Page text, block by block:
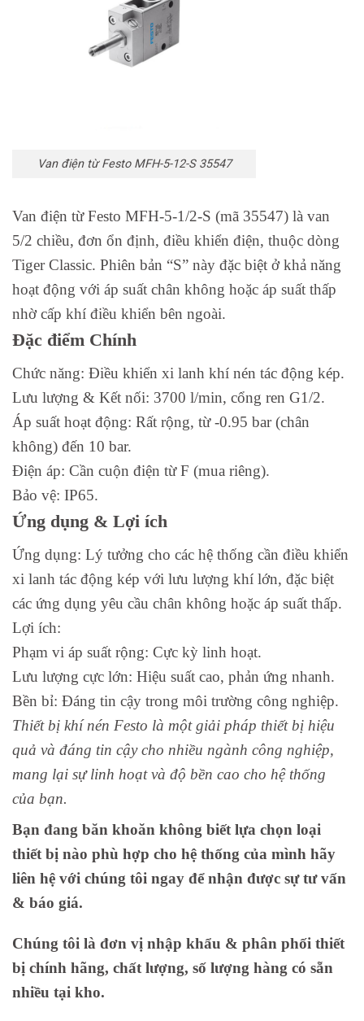
Van điện từ Festo MFH-5-12-S 35547
Van điện từ Festo MFH-5-1/2-S (mã 35547) là van
5/2 chiều, đơn ổn định, điều khiển điện, thuộc dòng
Tiger Classic. Phiên bản “S” này đặc biệt ở khả năng
hoạt động với áp suất chân không hoặc áp suất thấp
nhờ cấp khí điều khiển bên ngoài.
Đặc điểm Chính
Chức năng: Điều khiển xi lanh khí nén tác động kép.
Lưu lượng & Kết nối: 3700 l/min, cổng ren G1/2.
Áp suất hoạt động: Rất rộng, từ -0.95 bar (chân
không) đến 10 bar.
Điện áp: Cần cuộn điện từ F (mua riêng).
Bảo vệ: IP65.
Ứng dụng & Lợi ích
Ứng dụng: Lý tưởng cho các hệ thống cần điều khiển
xi lanh tác động kép với lưu lượng khí lớn, đặc biệt
các ứng dụng yêu cầu chân không hoặc áp suất thấp.
Lợi ích:
Phạm vi áp suất rộng: Cực kỳ linh hoạt.
Lưu lượng cực lớn: Hiệu suất cao, phản ứng nhanh.
Bền bỉ: Đáng tin cậy trong môi trường công nghiệp.
Thiết bị khí nén Festo là một giải pháp thiết bị hiệu
quả và đáng tin cậy cho nhiều ngành công nghiệp,
mang lại sự linh hoạt và độ bền cao cho hệ thống
của bạn.
Bạn đang băn khoăn không biết lựa chọn loại
thiết bị nào phù hợp cho hệ thống của mình hãy
liên hệ với chúng tôi ngay để nhận được sự tư vấn
& báo giá.
Chúng tôi là đơn vị nhập khẩu & phân phối thiết
bị chính hãng, chất lượng, số lượng hàng có sẵn
nhiều tại kho.